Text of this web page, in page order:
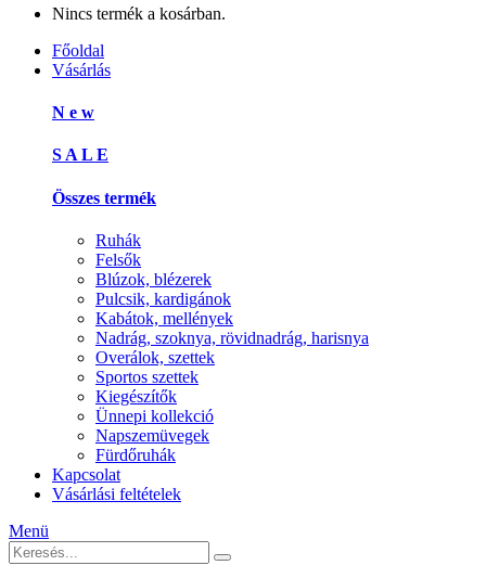
Nincs termék a kosárban.
Főoldal
Vásárlás
N e w
S A L E
Összes termék
Ruhák
Felsők
Blúzok, blézerek
Pulcsik, kardigánok
Kabátok, mellények
Nadrág, szoknya, rövidnadrág, harisnya
Overálok, szettek
Sportos szettek
Kiegészítők
Ünnepi kollekció
Napszemüvegek
Fürdőruhák
Kapcsolat
Vásárlási feltételek
Menü